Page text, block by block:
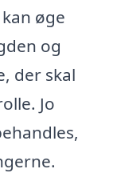
øge
og
der skal
Jo